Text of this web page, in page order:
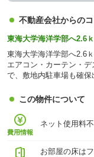
不動産会社からの
東海大学海洋学部へ2.6
東海大学海洋学部へ2.6
エアコン・カーテン・
で、敷地内駐車場も確保
この物件について
費用情報
ネット使用料
お部屋の床は